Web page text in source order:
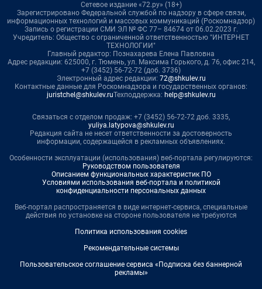
Сетевое издание «72.ру» (18+)
Зарегистрировано Федеральной службой по надзору в сфере связи,
информационных технологий и массовых коммуникаций (Роскомнадзор)
Запись о регистрации СМИ ЭЛ № ФС 77– 84674 от 06.02.2023 г.
Учредитель: Общество с ограниченной ответственностью "ИНТЕРНЕТ
ТЕХНОЛОГИИ"
Главный редактор: Познахарева Елена Павловна
Адрес редакции: 625000, г. Тюмень, ул. Максима Горького, д. 76, офис 214,
+7 (3452) 56-72-72 (доб. 3736)
Электронный адрес редакции: 72@shkulev.ru
Контактные данные для Роскомнадзора и государственных органов:
juristchel@shkulev.ruТехподдержка: help@shkulev.ru
Связаться с отделом продаж: +7 (3452) 56-72-72 доб. 3335,
yuliya.latypova@shkulev.ru
Редакция сайта не несет ответственности за достоверность
информации, содержащейся в рекламных объявлениях.
Особенности эксплуатации (использования) веб-портала регулируются:
Руководством пользователя
Описанием функциональных характеристик ПО
Условиями использования веб-портала и политикой
конфиденциальности персональных данных
Веб-портал распространяется в виде интернет-сервиса, специальные
действия по установке на стороне пользователя не требуются
Политика использования cookies
Рекомендательные системы
Пользовательское соглашение сервиса «Подписка без баннерной
рекламы»